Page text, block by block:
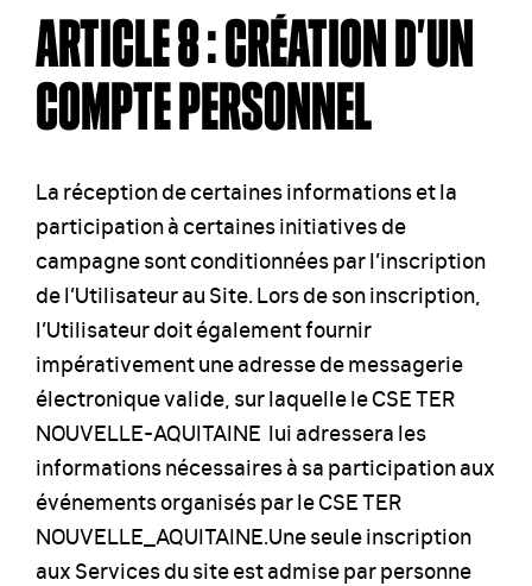
ARTICLE 8 : CRÉATION D’UN
COMPTE PERSONNEL
La réception de certaines informations et la
participation à certaines initiatives de
campagne sont conditionnées par l’inscription
de l’Utilisateur au Site. Lors de son inscription,
l’Utilisateur doit également fournir
impérativement une adresse de messagerie
électronique valide, sur laquelle le CSE TER
NOUVELLE-AQUITAINE lui adressera les
informations nécessaires à sa participation aux
événements organisés par le CSE TER
NOUVELLE_AQUITAINE.Une seule inscription
aux Services du site est admise par personne